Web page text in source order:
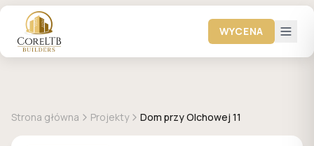
WYCENA
Strona główna Projekty Dom przy Olchowej 11